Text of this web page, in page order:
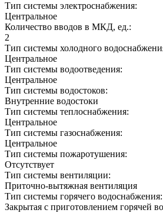
Тип системы электроснабжения:
Центральное
Количество вводов в МКД, ед.:
2
Тип системы холодного
Центральное
Тип системы водоотведения:
Центральное
Тип системы водостоков:
Внутренние водостоки
Тип системы теплоснабжения:
Центральное
Тип системы газоснабжения:
Центральное
Тип системы пожаротушения:
Отсутствует
Тип системы вентиляции:
Приточно-вытяжная вентиляция
Тип системы горячего водоснабжения:
Закрытая с приготовлением горячей